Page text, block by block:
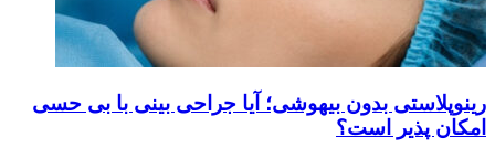
رینوپلاستی بدون بیهوشی؛ آیا جراحی بینی با بی حسی
امکان پذیر است؟